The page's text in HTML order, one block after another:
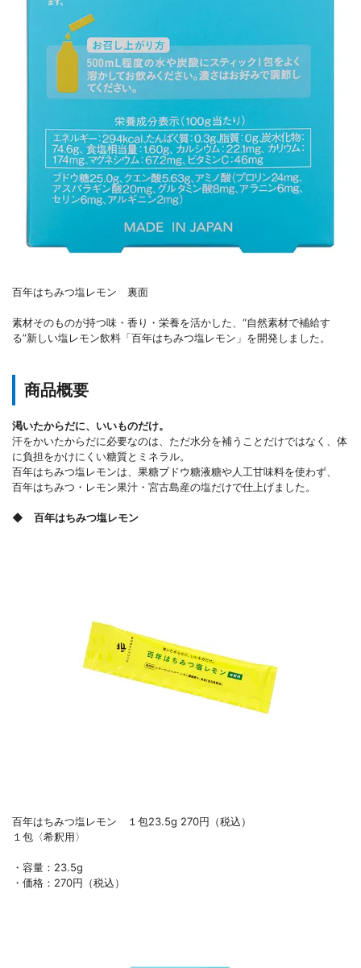
百年はちみつ塩レモン 裏面
素材そのものが持つ味・香り・栄養を活かした、“自然素材で補給す
る”新しい塩レモン飲料「百年はちみつ塩レモン」を開発しました。
商品概要
渇いたからだに、いいものだけ。
汗をかいたからだに必要なのは、ただ水分を補うことだけではなく、体
に負担をかけにくい糖質とミネラル。
百年はちみつ塩レモンは、果糖ブドウ糖液糖や人工甘味料を使わず、
百年はちみつ・レモン果汁・宮古島産の塩だけで仕上げました。
◆ 百年はちみつ塩レモン
百年はちみつ塩レモン １包23.5g 270円（税込）
１包〈希釈用〉
・容量：23.5g
・価格：270円（税込）